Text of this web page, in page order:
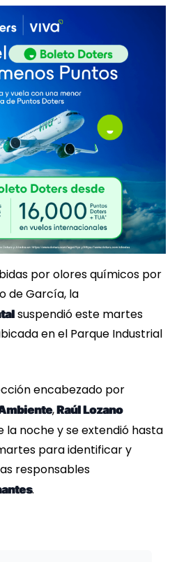
por olores químicos por
de García, la
suspendió este martes
en el Parque Industrial
encabezado por
,Raúl Lozano
la noche y se extendió hasta
para identificar y
responsables
.